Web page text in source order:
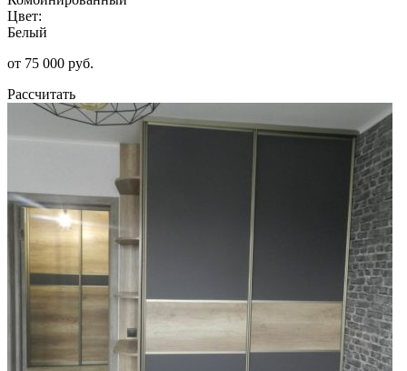
Цвет:
Белый
от 75 000 руб.
Рассчитать